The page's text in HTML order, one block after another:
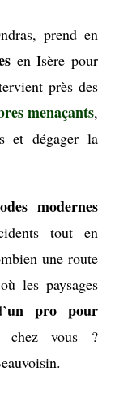
prend en
en Isère pour
près des
menaçants,
et dégager la
modernes
tout en
une route
les paysages
un pro pour
chez vous ?